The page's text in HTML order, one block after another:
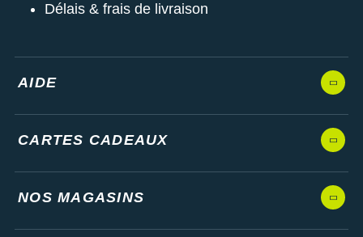
Délais & frais de livraison
AIDE
CARTES CADEAUX
NOS MAGASINS